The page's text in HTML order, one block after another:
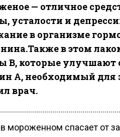
— отличное
усталости и
в организме
в этом
B, которые улучшают
А, необходимый для
врач.
мороженном спасает от